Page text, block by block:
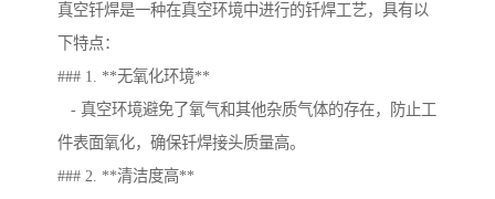
真空钎焊是一种在真空环境中进行的钎焊工艺，具有以
下特点：
### 1. **无氧化环境**
- 真空环境避免了氧气和其他杂质气体的存在，防止工
件表面氧化，确保钎焊接头质量高。
### 2. **清洁度高**